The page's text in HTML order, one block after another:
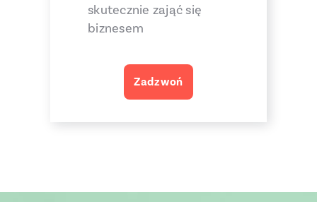
skutecznie zająć się
biznesem
Zadzwoń